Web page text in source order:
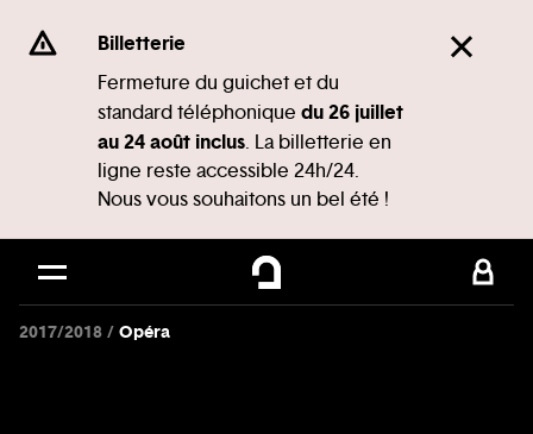
Se rendre au
Contenu principal
Pied de page
Billetterie
Fermeture du guichet et du
standard téléphonique du 26 juillet
au 24 août inclus. La billetterie en
ligne reste accessible 24h/24.
Nous vous souhaitons un bel été !
2017/2018 Opéra